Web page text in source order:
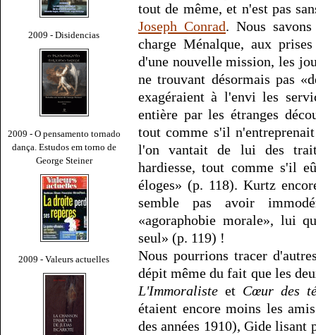
2009 - Disidencias
2009 - O pensamento tornado
dança. Estudos em torno de
George Steiner
2009 - Valeurs actuelles
tout de même, et n'est pas
Joseph Conrad. Nous
charge Ménalque, aux
d'une nouvelle mission, les
ne trouvant désormais pas
exagéraient à l'envi les
entière par les étranges
tout comme s'il
l'on vantait de lui des
hardiesse, tout comme s'il
éloges» (p. 118). Kurtz
semble pas avoir
«agoraphobie morale», lui
seul» (p. 119) !
Nous pourrions tracer
dépit même du fait que les
L'Immoraliste et Cœur des
étaient encore moins les
des années 1910), Gide